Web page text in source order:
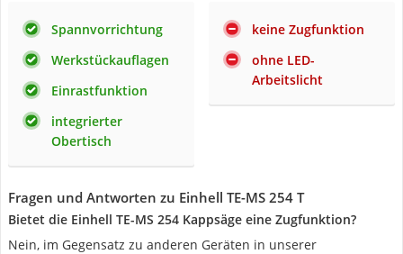
Spannvorrichtung
Werkstückauflagen
Einrastfunktion
integrierter
Obertisch
keine Zugfunktion
ohne LED-
Arbeitslicht
Fragen und Antworten zu Einhell TE-MS 254 T
Bietet die Einhell TE-MS 254 Kappsäge eine Zugfunktion?
Nein, im Gegensatz zu anderen Geräten in unserer